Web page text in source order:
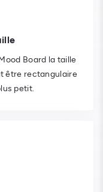
Board la taille
être rectangulaire
petit.